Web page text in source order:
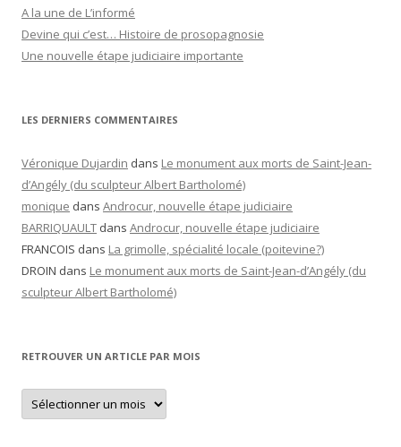
A la une de L’informé
Devine qui c’est… Histoire de prosopagnosie
Une nouvelle étape judiciaire importante
LES DERNIERS COMMENTAIRES
Véronique Dujardin dans Le monument aux morts de Saint-Jean-
d’Angély (du sculpteur Albert Bartholomé)
monique dans Androcur, nouvelle étape judiciaire
BARRIQUAULT dans Androcur, nouvelle étape judiciaire
FRANCOIS dans La grimolle, spécialité locale (poitevine?)
DROIN dans Le monument aux morts de Saint-Jean-d’Angély (du
sculpteur Albert Bartholomé)
RETROUVER UN ARTICLE PAR MOIS
Retrouver
un
article